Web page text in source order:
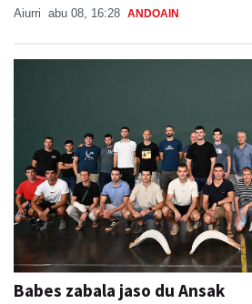
Aiurri abu 08, 16:28 ANDOAIN
Babes zabala jaso du Ansak